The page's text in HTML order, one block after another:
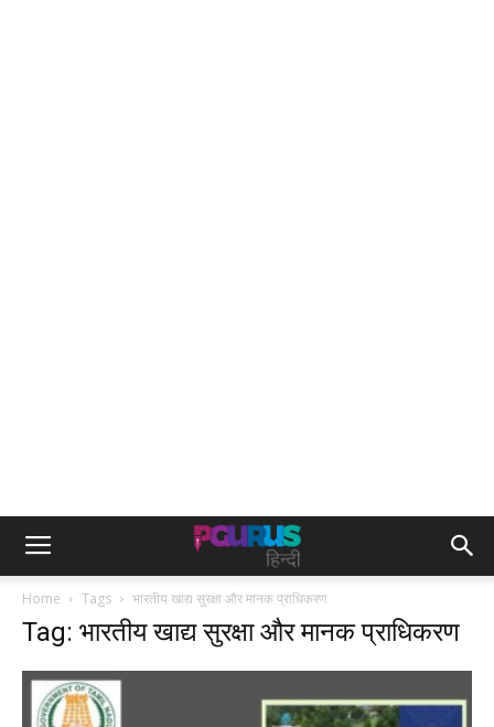
Home Tags भारतीय खाद्य सुरक्षा और मानक प्राधिकरण
Tag: भारतीय खाद्य सुरक्षा और मानक प्राधिकरण